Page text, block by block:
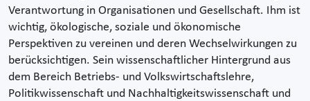
Verantwortung in Organisationen und Gesellschaft. Ihm ist
wichtig, ökologische, soziale und ökonomische
Perspektiven zu vereinen und deren Wechselwirkungen zu
berücksichtigen. Sein wissenschaftlicher Hintergrund aus
dem Bereich Betriebs- und Volkswirtschaftslehre,
Politikwissenschaft und Nachhaltigkeitswissenschaft und